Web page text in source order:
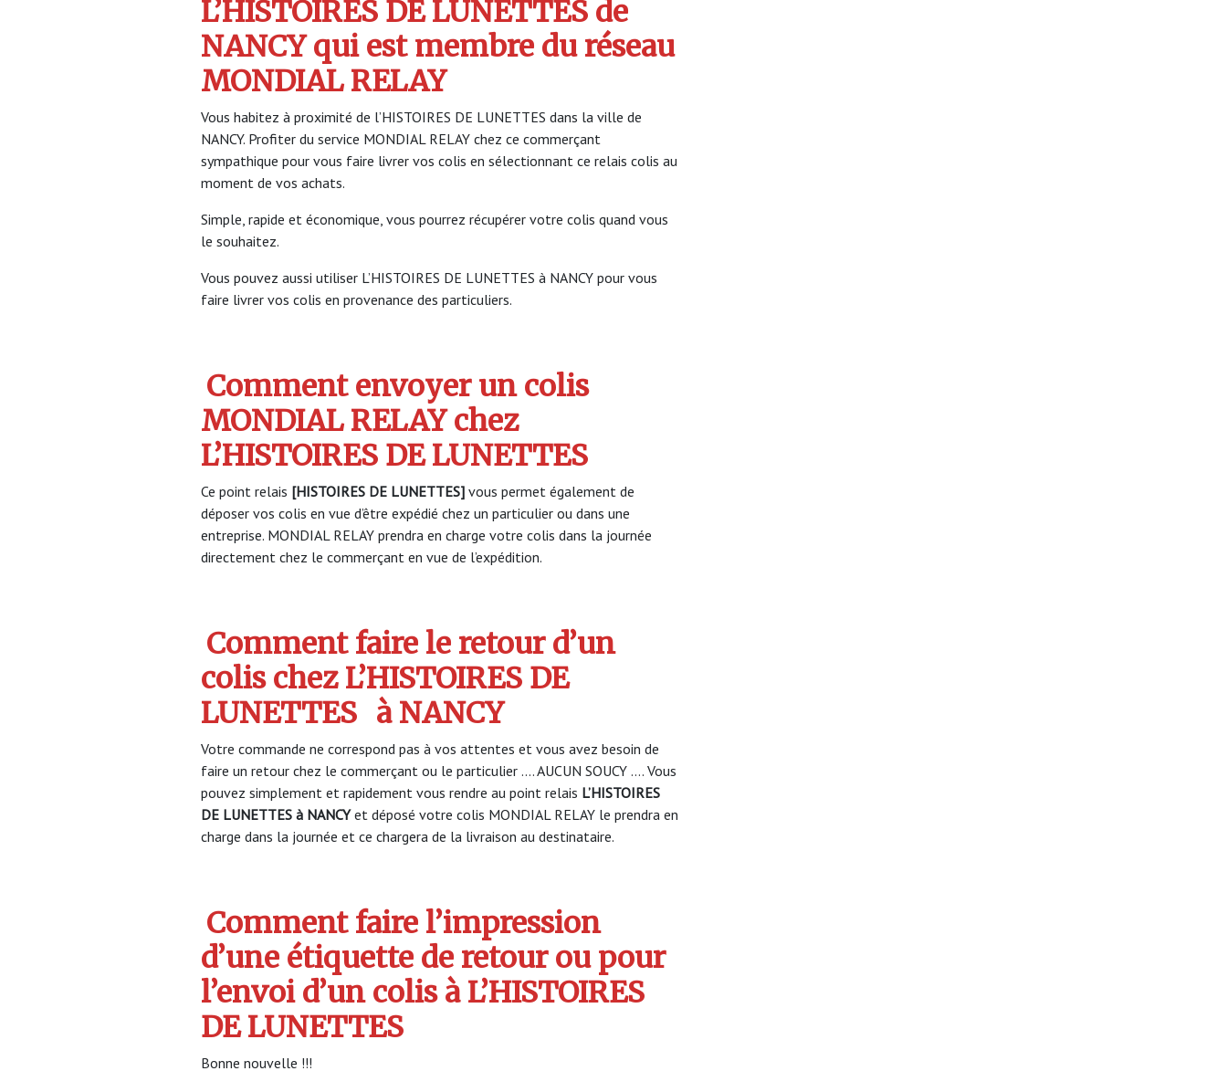
L’HISTOIRES DE LUNETTES de
NANCY qui est membre du réseau
MONDIAL RELAY
Vous habitez à proximité de l’HISTOIRES DE LUNETTES dans la ville de
NANCY. Profiter du service MONDIAL RELAY chez ce commerçant
sympathique pour vous faire livrer vos colis en sélectionnant ce relais colis au
moment de vos achats.
Simple, rapide et économique, vous pourrez récupérer votre colis quand vous
le souhaitez.
Vous pouvez aussi utiliser L’HISTOIRES DE LUNETTES à NANCY pour vous
faire livrer vos colis en provenance des particuliers.
Comment envoyer un colis
MONDIAL RELAY chez
L’HISTOIRES DE LUNETTES
Ce point relais [HISTOIRES DE LUNETTES] vous permet également de
déposer vos colis en vue d’être expédié chez un particulier ou dans une
entreprise. MONDIAL RELAY prendra en charge votre colis dans la journée
directement chez le commerçant en vue de l’expédition.
Comment faire le retour d’un
colis chez L’HISTOIRES DE
LUNETTES à NANCY
Votre commande ne correspond pas à vos attentes et vous avez besoin de
faire un retour chez le commerçant ou le particulier …. AUCUN SOUCY …. Vous
pouvez simplement et rapidement vous rendre au point relais L’HISTOIRES
DE LUNETTES à NANCYet déposé votre colis MONDIAL RELAY le prendra en
charge dans la journée et ce chargera de la livraison au destinataire.
Comment faire l’impression
d’une étiquette de retour ou pour
l’envoi d’un colis à L’HISTOIRES
DE LUNETTES
Bonne nouvelle !!!